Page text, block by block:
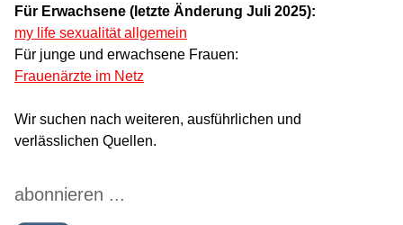
Für Erwachsene (letzte Änderung Juli 2025):
my life sexualität allgemein
Für junge und erwachsene Frauen:
Frauenärzte im Netz
Wir suchen nach weiteren, ausführlichen und
verlässlichen Quellen.
abonnieren ...